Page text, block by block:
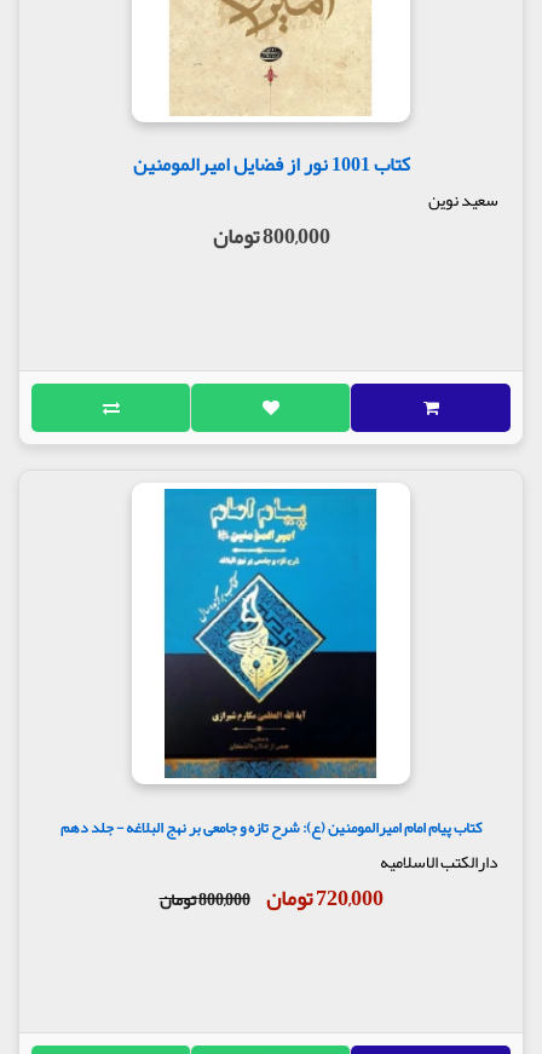
کتاب 1001 نور از فضایل امیرالمومنین
سعید نوین
800,000 تومان
کتاب پیام امام امیرالمومنین (ع): شرح تازه و جامعی بر نهج البلاغه - جلد دهم
دارالکتب الاسلامیه
720,000 تومان 800,000 تومان